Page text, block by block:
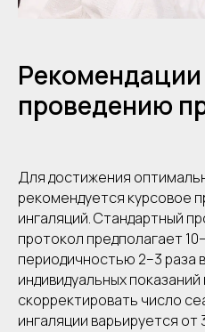
проведению
Для достижения
рекомендуется курсовое
ингаляций. Стандартный
протокол предполагает
периодичностью 2–3 раза
индивидуальных
скорректировать число
ингаляции варьируется от